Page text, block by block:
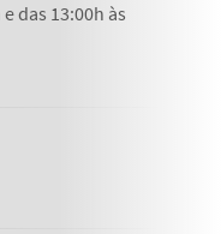
das 13:00h às